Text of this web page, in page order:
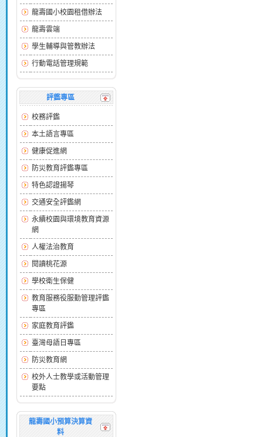
龍壽國小校園租借辦法
龍壽雲端
學生輔導與管教辦法
行動電話管理規範
評鑑專區
校務評鑑
本土語言專區
健康促進網
防災教育評鑑專區
特色認證揚琴
交通安全評鑑網
永續校園與環境教育資源
網
人權法治教育
閱讀桃花源
學校衛生保健
教育服務役服勤管理評鑑
專區
家庭教育評鑑
臺灣母語日專區
防災教育網
校外人士教學或活動管理
要點
龍壽國小預算決算資
料